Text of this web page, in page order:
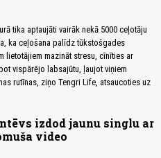
tika aptaujāti vairāk nekā 5000 ceļotāju
ka ceļošana palīdz tūkstošgades
lietotājiem mazināt stresu, cīnīties ar
vispārējo labsajūtu, ļaujot viņiem
rutīnas, ziņo Tengri Life, atsaucoties uz
izdod jaunu singlu ar
video